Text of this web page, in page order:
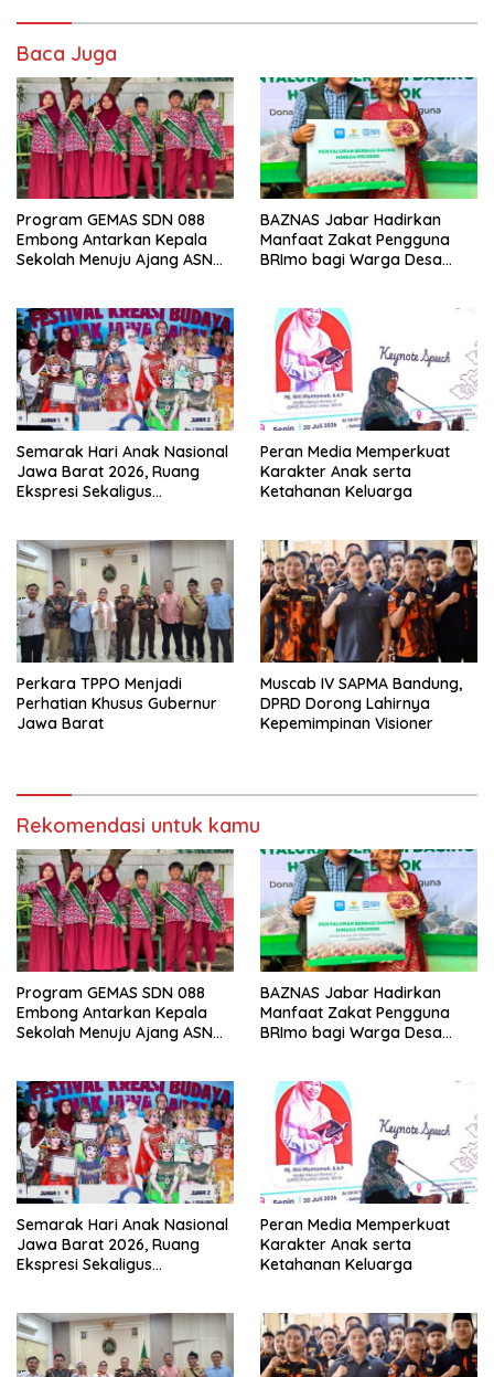
Baca Juga
Program GEMAS SDN 088
Embong Antarkan Kepala
Sekolah Menuju Ajang ASN
BAZNAS Jabar Hadirkan
Manfaat Zakat Pengguna
BRImo bagi Warga Desa
Semarak Hari Anak Nasional
Jawa Barat 2026, Ruang
Ekspresi Sekaligus
Peran Media Memperkuat
Karakter Anak serta
Ketahanan Keluarga
Perkara TPPO Menjadi
Perhatian Khusus Gubernur
Jawa Barat
Muscab IV SAPMA Bandung,
DPRD Dorong Lahirnya
Kepemimpinan Visioner
Rekomendasi untuk kamu
Program GEMAS SDN 088
Embong Antarkan Kepala
Sekolah Menuju Ajang ASN
BAZNAS Jabar Hadirkan
Manfaat Zakat Pengguna
BRImo bagi Warga Desa
Semarak Hari Anak Nasional
Jawa Barat 2026, Ruang
Ekspresi Sekaligus
Peran Media Memperkuat
Karakter Anak serta
Ketahanan Keluarga